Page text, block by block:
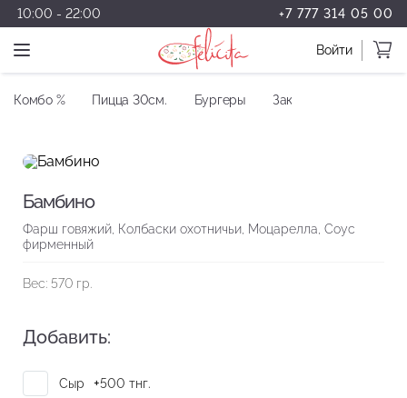
10:00 - 22:00 +7 777 314 05 00
Войти
Комбо % Пицца 30см. Бургеры Закуски
Бамбино
Фарш говяжий, Колбаски охотничьи, Моцарелла, Соус
фирменный
Вес: 570 гр.
Добавить:
Сыр +500 тнг.